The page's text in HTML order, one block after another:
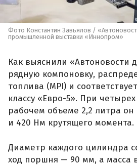
Фото Константин Завьялов /
промышленной выставки «Иннопром»
Как выяснили «Автоновости
рядную компоновку,
топлива (MPI) и
классу «Евро-5». При
рабочем объеме 2,2 литра он
и 420 Нм крутящего момента.
Диаметр каждого цилиндра
ход поршня — 90 мм, а масса